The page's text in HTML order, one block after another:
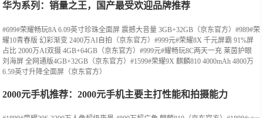
华为系列：销量之王，国产最受欢迎品牌推荐
#699#荣耀畅玩8A 6.09英寸珍珠全面屏 震撼大音量 3GB+32GB（京东官方）#989#荣
耀10青春版 幻彩渐变 2400万AI自拍（京东官方）#999元#荣耀8X 千元屏霸 91%屏
占比 2000万AI双摄 4GB+64GB（京东官方）#999元#耀畅玩8C两天一充 莱茵护眼
刘海屏 全网通版4GB+32GB（京东官方）#1599#荣耀9X 麒麟810 4000mAh 4800万
6.59英寸升降全面屏（京东官方）
2000元手机推荐：2000元手机主要主打性能和拍摄能力